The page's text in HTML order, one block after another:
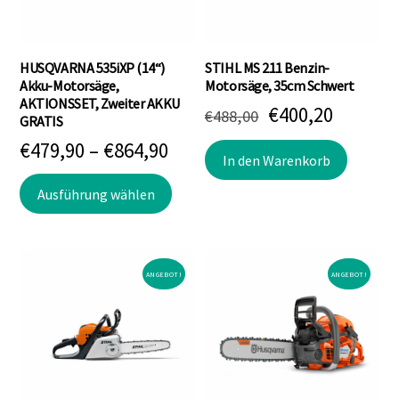
HUSQVARNA 535iXP (14“)
Akku-Motorsäge,
AKTIONSSET, Zweiter AKKU
GRATIS
€479,90 – €864,90 Preisspanne:
€479,90
bis
Ausführung wählen
Dieses
Produkt
mehrere
Varianten
Optionen
STIHL MS 211 Benzin-
Motorsäge, 35cm Schwert
€488,00 Ursprünglicher
Preis
war:
€400,20
Preis
ist:
In den Warenkorb
ANGEBOT! ANGEBOT!